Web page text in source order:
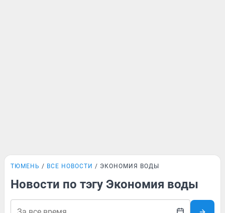
ТЮМЕНЬ ВСЕ НОВОСТИ ЭКОНОМИЯ ВОДЫ
Новости по тэгу Экономия воды